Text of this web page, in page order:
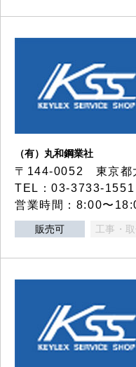
（有）丸和鋼業社
〒144-0052 東京都
TEL：03-3733-
営業時間：8:00〜
販売可 工事・